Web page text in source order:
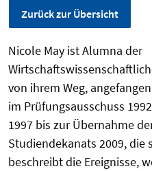
Zurück zur Übersicht
Nicole May ist Alumna der
von ihrem Weg,
im Prüfungsausschuss
1997 bis zur Übernahme
Studiendekanats 2009, die
beschreibt die Ereignisse,